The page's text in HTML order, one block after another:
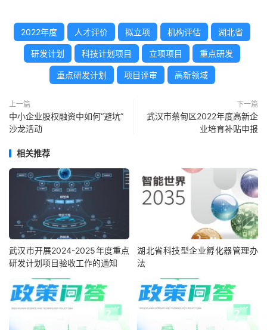
2022年度 人才评价 拟立项 机构评估 湖北省
研发计划 科技计划项目 立项项目 重点研发
重点研发计划 项目评审 高新领域
上一篇
中小企业股权融资中如何“避坑”
沙龙活动
下一篇
武汉市蔡甸区2022年度高新企
业培育补贴申报
相关推荐
武汉市开展2024-2025年度重点
研发计划项目验收工作的通知
湖北省科技型企业孵化器管理办
法